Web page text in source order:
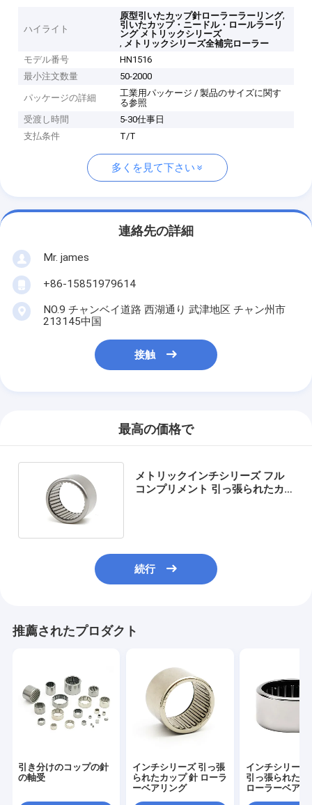
ハイライト
原型引いたカップ針ローラーラーリング,
引いたカップ・ニードル・ロールラーリ
ング メトリックシリーズ
, メトリックシリーズ全補完ローラー
モデル番号
HN1516
最小注文数量
50-2000
パッケージの詳細
工業用パッケージ / 製品のサイズに関す
る参照
受渡し時間
5-30仕事日
支払条件
T/T
多くを見て下さい
連絡先の詳細
Mr. james
+86-15851979614
NO.9 チャンベイ道路 西湖通り 武津地区 チャン州市
213145中国
接触
最高の価格で
メトリックインチシリーズ フル
コンプリメント 引っ張られたカ
続行
推薦されたプロダクト
引き分けのコップの針
の軸受
インチシリーズ 引っ張
られたカップ 針 ローラ
ーベアリング
インチシリーズ
引っ張られたカ
ローラーベアリ